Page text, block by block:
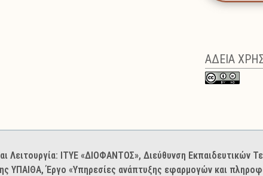
ΑΔΕΙΑ
Λειτουργία: ΙΤΥΕ «ΔΙΟΦΑΝΤΟΣ», Διεύθυνση
ΥΠΑΙΘΑ, Έργο «Υπηρεσίες ανάπτυξης εφαρμογών και